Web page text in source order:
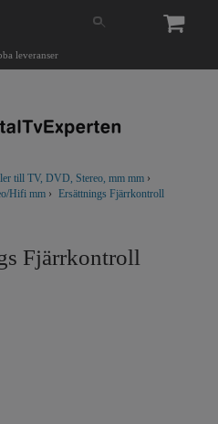
leveranser
till TV, DVD, Stereo, mm mm ›
Hifi mm › Ersättnings Fjärrkontroll
Fjärrkontroll